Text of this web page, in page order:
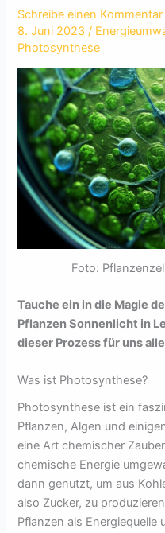
Schreibe einen Kommentar
8. Juni 2023/
Photosynthese
Foto:
Tauche ein in die Magie
Pflanzen Sonnenlicht in
dieser Prozess für uns
Was ist Photosynthese?
Photosynthese ist ein
Pflanzen, Algen und
eine Art chemischer
chemische Energie
dann genutzt, um aus
also Zucker, zu
Pflanzen als Energiequelle